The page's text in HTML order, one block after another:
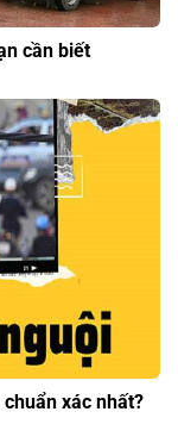
cần biết
xác nhất?